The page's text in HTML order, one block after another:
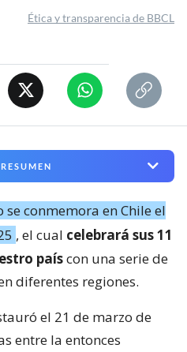
Ética y transparencia de BBCL
se conmemora en Chile el
, el cual celebrará sus 11
paíscon una serie de
diferentes regiones.
el 21 de marzo de
entre la entonces